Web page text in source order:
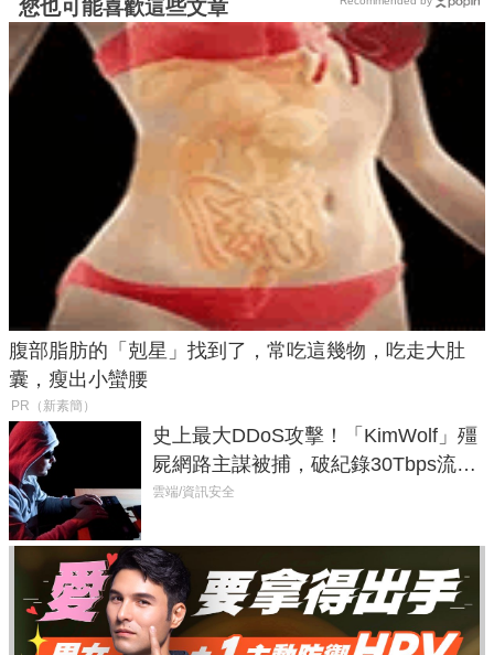
您也可能喜歡這些文章
腹部脂肪的「剋星」找到了，常吃這幾物，吃走大肚
囊，瘦出小蠻腰
PR（新素簡）
史上最大DDoS攻擊！「KimWolf」殭
屍網路主謀被捕，破紀錄30Tbps流量
癱瘓全球！
雲端/資訊安全